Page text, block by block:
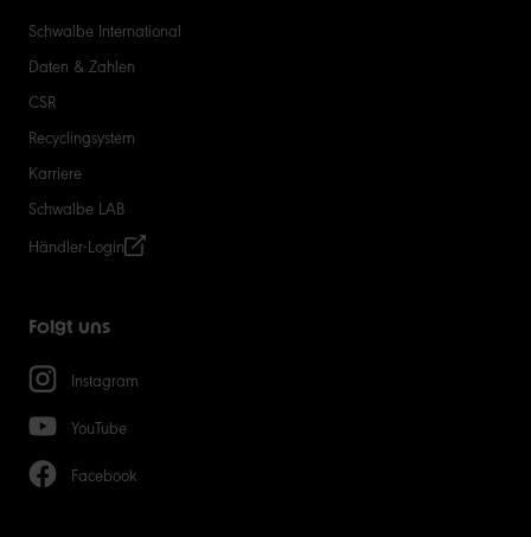
Schwalbe International
Daten & Zahlen
CSR
Recyclingsystem
Karriere
Schwalbe LAB
Händler-Login
Folgt uns
Instagram
YouTube
Facebook